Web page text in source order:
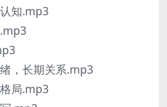
知.mp3
，长期关系.mp3
局.mp3